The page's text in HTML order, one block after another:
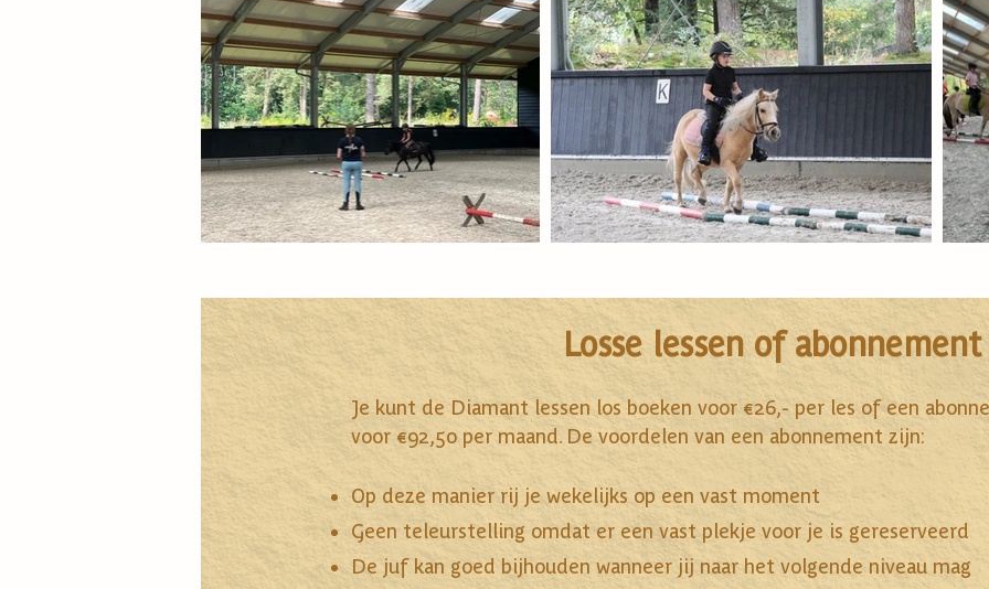
Je kunt de Diamant lessen los boeken voor €26,- per les of een
voor €92,50 per maand. De voordelen van een abonnement zijn:
Op deze manier rij je wekelijks op een vast moment
Geen teleurstelling omdat er een vast plekje voor je is gereserveerd
De juf kan goed bijhouden wanneer jij naar het volgende niveau mag
Losse lessen of abonnement